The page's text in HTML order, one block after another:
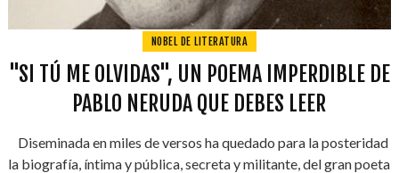
NOBEL DE LITERATURA
"SI TÚ ME OLVIDAS", UN POEMA IMPERDIBLE DE
PABLO NERUDA QUE DEBES LEER
Diseminada en miles de versos ha quedado para la posteridad
la biografía, íntima y pública, secreta y militante, del gran poeta